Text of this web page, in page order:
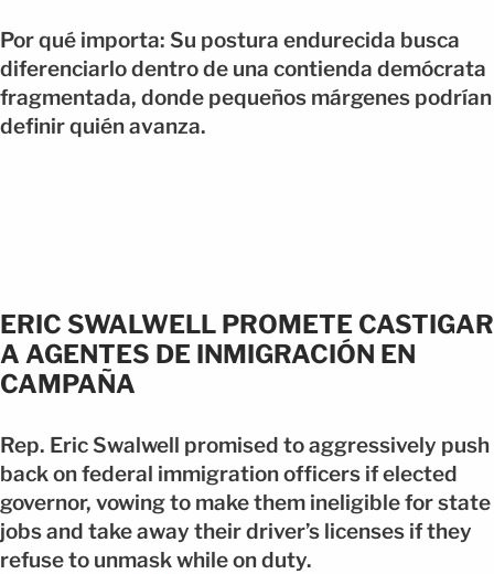
Por qué importa: Su postura endurecida busca
diferenciarlo dentro de una contienda demócrata
fragmentada, donde pequeños márgenes podrían
definir quién avanza.
ERIC SWALWELL PROMETE CASTIGAR
A AGENTES DE INMIGRACIÓN EN
CAMPAÑA
Rep. Eric Swalwell promised to aggressively push
back on federal immigration officers if elected
governor, vowing to make them ineligible for state
jobs and take away their driver’s licenses if they
refuse to unmask while on duty.